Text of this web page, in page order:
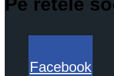
Facebook